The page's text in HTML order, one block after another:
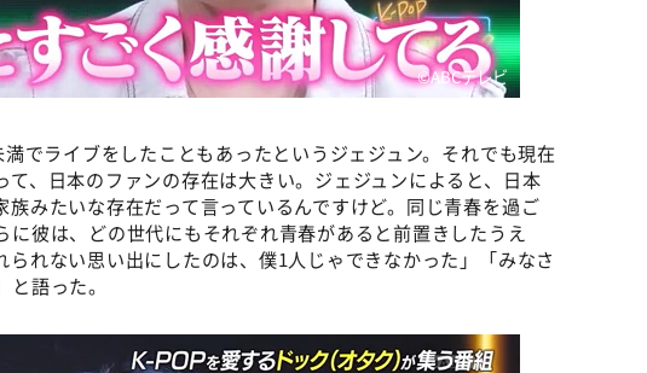
©️ABCテレビ
でライブをしたこともあったというジェジュン。それでも現在
て、日本のファンの存在は大きい。ジェジュンによると、日本
族みたいな存在だって言っているんですけど。同じ青春を過ご
に彼は、どの世代にもそれぞれ青春があると前置きしたうえ
られない思い出にしたのは、僕1人じゃできなかった」「みなさ
語った。